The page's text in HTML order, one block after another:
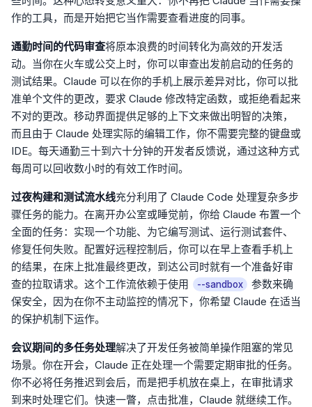
作的工具，而是开始把它当作需要查看进度的同事。
通勤时间的代码审查将原本浪费的时间转化为高效的开发活
动。当你在火车或公交上时，你可以审查出发前启动的任务的
测试结果。Claude 可以在你的手机上展示差异对比，你可以批
准单个文件的更改，要求 Claude 修改特定函数，或拒绝看起来
不对的更改。移动界面提供足够的上下文来做出明智的决策，
而且由于 Claude 处理实际的编辑工作，你不需要完整的键盘或
IDE。每天通勤三十到六十分钟的开发者反馈说，通过这种方式
每周可以回收数小时的有效工作时间。
过夜构建和测试流水线充分利用了 Claude Code 处理复杂多步
骤任务的能力。在离开办公室或睡觉前，你给 Claude 布置一个
全面的任务：实现一个功能、为它编写测试、运行测试套件、
修复任何失败。配置好远程控制后，你可以在早上查看手机上
的结果，在床上批准最终更改，到达公司时就有一个准备好审
查的拉取请求。这个工作流依赖于使用
--sandbox
参数来确
保安全，因为在你不主动监控的情况下，你希望 Claude 在适当
的保护机制下运作。
会议期间的多任务处理解决了开发任务被简单操作阻塞的常见
场景。你在开会，Claude 正在处理一个需要定期审批的任务。
你不必将任务推迟到会后，而是把手机放在桌上，在审批请求
到来时处理它们。快速一瞥，点击批准，Claude 就继续工作。